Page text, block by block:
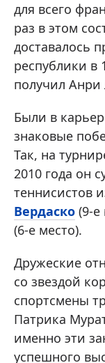
для всего
раз в этом
доставалось
республики в
получил Анри
Были в
знаковые
Так, на
2010 года он
теннисистов
Вердаско (9-
(6-е место).
Дружеские
со звездой
спортсмены
Патрика
именно эти
успешного